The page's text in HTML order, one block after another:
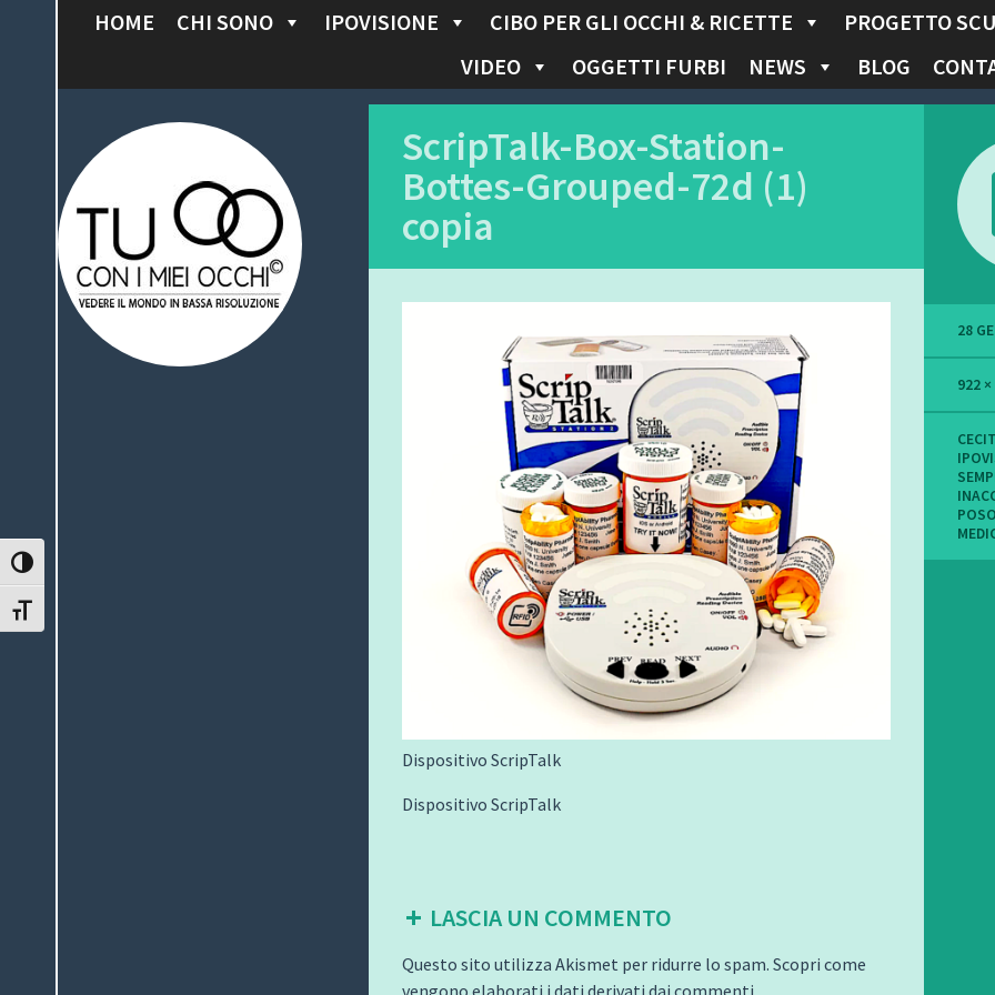
ATTIVA/DISATTIVA ALTO CONTRASTO
ATTIVA/DISATTIVA DIMENSIONE TESTO
I
C
O
N
T
HOME CHI SONO IPOVISIONE CIBO PER GLI OCCHI & RICETTE PROGETTO
VIDEO
OGGETTI FURBI NEWS BLOG
Tu con i miei
occhi
ScripTalk-Box-Station-
Bottes-Grouped-72d (1)
copia
Dispositivo ScripTalk
Dispositivo ScripTalk
LASCIA UN COMMENTO
Questo sito utilizza Akismet per ridurre lo spam. Scopri come
28
922